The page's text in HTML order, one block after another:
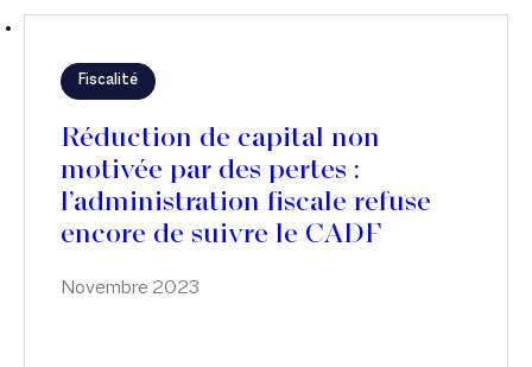
Fiscalité
Novembre 2023
Réduction de capital non
motivée par des pertes :
l’administration fiscale refuse
encore de suivre le CADF